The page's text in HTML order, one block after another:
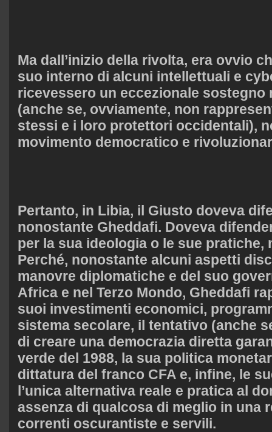
Ma dall’inizio della rivolta, era ovvio
suo interno di alcuni intellettuali e
ricevessero un eccezionale sostegno
(anche se, ovviamente, non
stessi e i loro protettori occidentali),
movimento democratico e
Pertanto, in Libia, il Giusto doveva
nonostante Gheddafi. Doveva
per la sua ideologia o le sue pratiche,
Perché, nonostante alcuni aspetti
manovre diplomatiche e del suo
Africa e nel Terzo Mondo, Gheddafi
suoi investimenti economici,
sistema secolare, il tentativo (anche
di creare una democrazia diretta
verde del 1988, la sua politica
dittatura del franco CFA e, infine, le
l’unica alternativa reale e pratica al
assenza di qualcosa di meglio in una
correnti oscurantiste e servili.